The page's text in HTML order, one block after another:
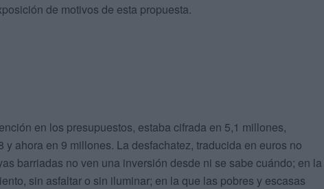
de motivos de esta propuesta.
en los presupuestos, estaba cifrada en 5,1 millones,
y ahora en 9 millones. La desfachatez, traducida en euros no
barriadas no ven una inversión desde ni se sabe cuándo; en la
sin asfaltar o sin iluminar; en la que las pobres y escasas